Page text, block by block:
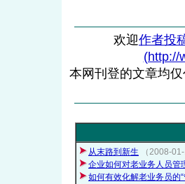
欢迎作者投
(http://
本网刊登的文章均
从末路到新生
（2008-
企业如何对老业务人员管
如何有效化解老业务员的